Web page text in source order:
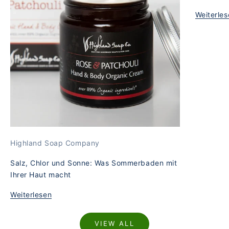
Highland Soap Company
Salz, Chlor und Sonne: Was Sommerbaden mit
Ihrer Haut macht
Weiterlesen
VIEW ALL